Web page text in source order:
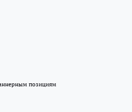
позициям